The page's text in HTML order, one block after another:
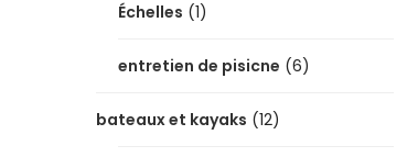
Échelles (1)
entretien de pisicne (6)
bateaux et kayaks (12)